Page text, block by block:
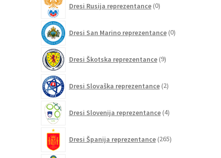
Dresi Rusija reprezentance 0izdelkov
Dresi San Marino reprezentance 0izdelkov
Dresi Škotska reprezentance 9izdelkov
Dresi Slovaška reprezentance 2izdelka
Dresi Slovenija reprezentance 4izdelki
Dresi Španija reprezentance 265izdelkov